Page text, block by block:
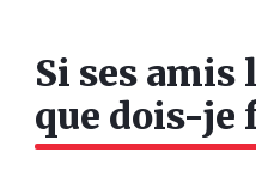
Si ses amis
que dois-je